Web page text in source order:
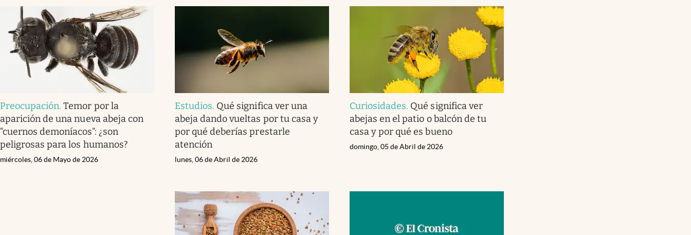
Eventos Corporativos
El Cronista Studio
Mediakit
abre en nueva pestaña
Preocupación.Temor por la
aparición de una nueva abeja con
“cuernos demoníacos”: ¿son
peligrosas para los humanos?
miércoles, 06 de Mayo de 2026
Estudios. Qué significa ver una
abeja dando vueltas por tu casa y
por qué deberías prestarle
atención
lunes, 06 de Abril de 2026
Curiosidades. Qué significa ver
abejas en el patio o balcón de tu
casa y por qué es bueno
domingo, 05 de Abril de 2026